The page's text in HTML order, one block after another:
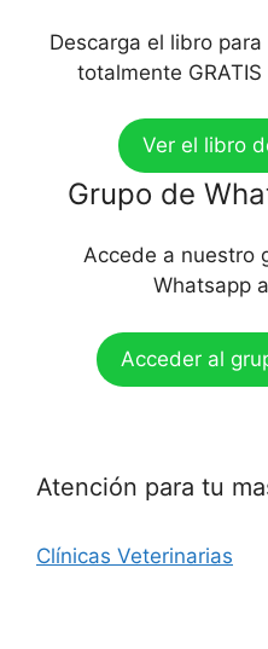
Descarga el libro
totalmente
Ver el libro
Grupo de
Accede a nuestro
Whatsapp
Acceder al
Atención para tu
Clínicas Veterinarias